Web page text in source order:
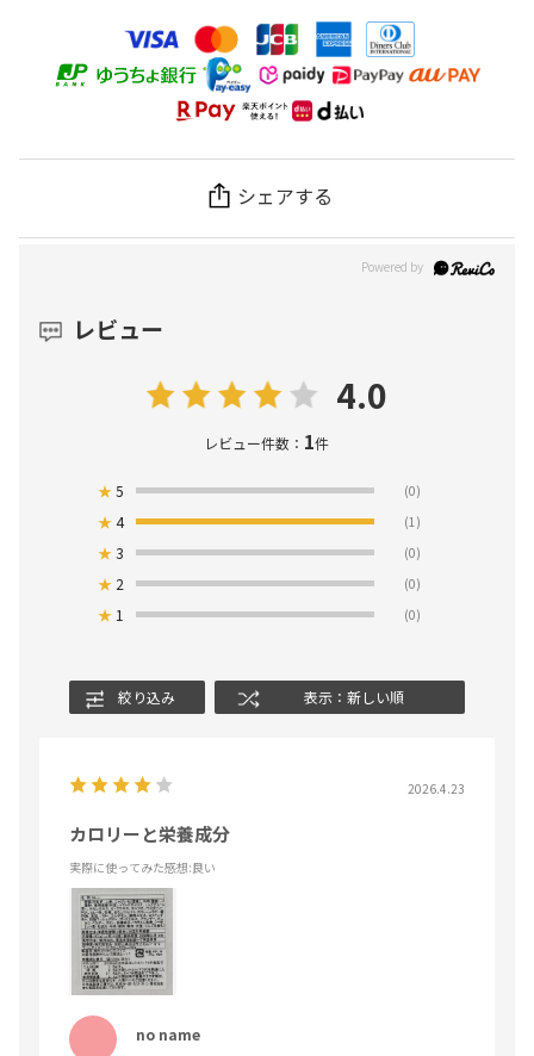
シェアする
レビュー
4.0
レビュー件数： 1件
★5 (0)
★4 (1)
★3 (0)
★ 2 (0)
★ 1 (0)
絞り込み 表示：新しい順
2026.4.23
カロリーと栄養成分
実際に使ってみた感想:良い
no name